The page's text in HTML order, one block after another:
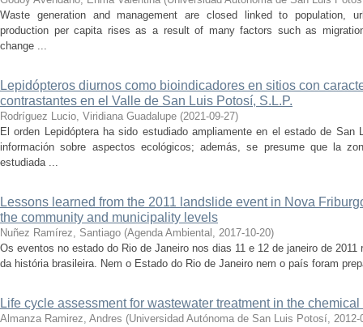
Waste generation and management are closed linked to population,
production per capita rises as a result of many factors such as
change ...
Lepidópteros diurnos como bioindicadores en sitios con
contrastantes en el Valle de San Luis Potosí, S.L.P.
Rodríguez Lucio, Viridiana Guadalupe (2021-09-27)
El orden Lepidóptera ha sido estudiado ampliamente en el estado de
información sobre aspectos ecológicos; además, se presume que la
estudiada ...
Lessons learned from the 2011 landslide event in Nova
the community and municipality levels
Nuñez Ramírez, Santiago (Agenda Ambiental , 2017-10-20)
Os eventos no estado do Rio de Janeiro nos dias 11 e 12 de janeiro de
da história brasileira. Nem o Estado do Rio de Janeiro nem o país foram
Life cycle assessment for wastewater treatment in the
Almanza Ramirez, Andres (Universidad Autónoma de San Luis Potosí, 2012-